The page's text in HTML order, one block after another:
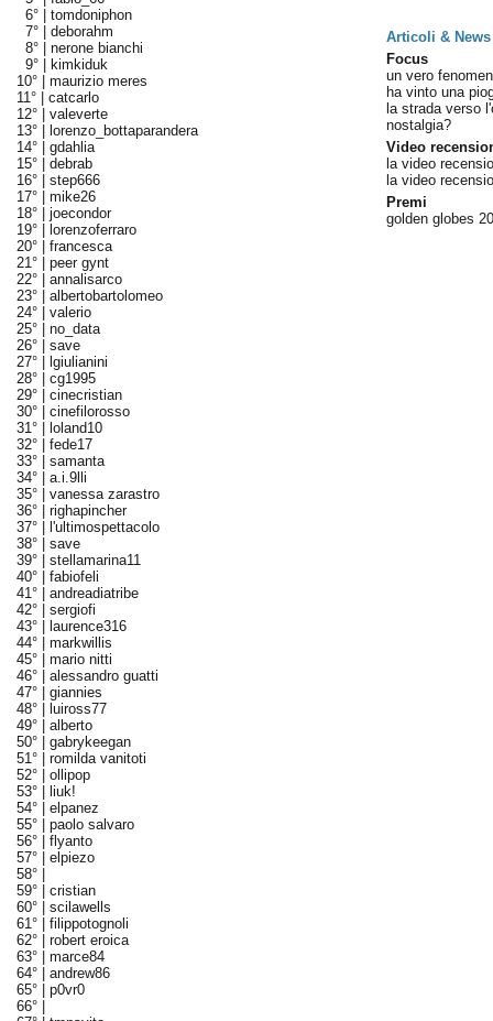
6° | tomdoniphon
7° | deborahm
8° | nerone bianchi
9° |
kimkiduk
10° | maurizio meres
11° | catcarlo
12° | valeverte
13° |
lorenzo_bottaparandera
14° | gdahlia
15° | debrab
16° | step666
17° | mike26
18° | joecondor
19° |
lorenzoferraro
20° | francesca
21° | peer gynt
22° | annalisarco
23° | albertobartolomeo
24° | valerio
25° | no_data
26° | save
27° |
lgiulianini
28° | cg1995
29° | cinecristian
30° | cinefilorosso
31° |
loland10
32° | fede17
33° | samanta
34° | a.i.9lli
35° | vanessa zarastro
36° | righapincher
37° |
l'ultimospettacolo
38° | save
39° | stellamarina11
40° | fabiofeli
41° | andreadiatribe
42° | sergiofi
43° |
laurence316
44° | markwillis
45° | mario nitti
46° | alessandro guatti
47° | giannies
48° |
luiross77
49° | alberto
50° | gabrykeegan
51° | romilda vanitoti
52° | ollipop
53° |
liuk!
54° | elpanez
55° | paolo salvaro
56° | flyanto
57° | elpiezo
58° |
59° | cristian
60° | scilawells
61° | filippotognoli
62° | robert eroica
63° | marce84
64° | andrew86
65° | p0vr0
66° |
Articoli & News
Focus
un vero
ha vinto una
la strada verso
nostalgia?
Video
la video
la video
Premi
golden globes